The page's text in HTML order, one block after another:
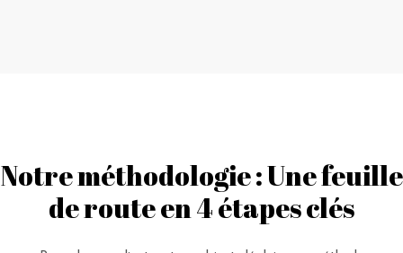
Notre méthodologie : Une feuille
de route en 4 étapes clés